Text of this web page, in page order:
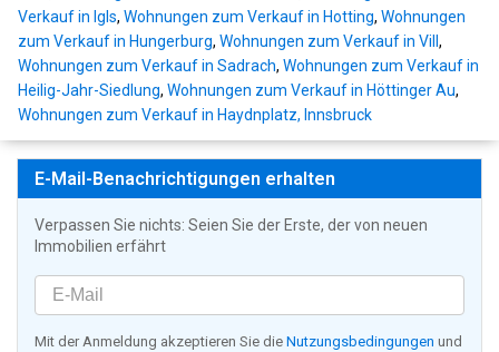
Verkauf in Igls, Wohnungen zum Verkauf in Hotting, Wohnungen
zum Verkauf in Hungerburg, Wohnungen zum Verkauf in Vill ,
Wohnungen zum Verkauf in Sadrach, Wohnungen zum Verkauf in
Heilig-Jahr-Siedlung, Wohnungen zum Verkauf in Höttinger Au,
Wohnungen zum Verkauf in Haydnplatz, Innsbruck
E-Mail-Benachrichtigungen erhalten
Verpassen Sie nichts: Seien Sie der Erste, der von neuen
Immobilien erfährt
Mit der Anmeldung akzeptieren Sie die Nutzungsbedingungen und